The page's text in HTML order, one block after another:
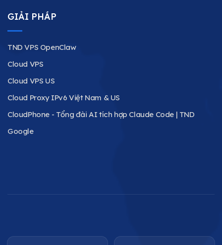
GIẢI PHÁP
TND VPS OpenClaw
Cloud VPS
Cloud VPS US
Cloud Proxy IPv6 Việt Nam & US
CloudPhone - Tổng đài AI tích hợp Claude Code | TND
Google